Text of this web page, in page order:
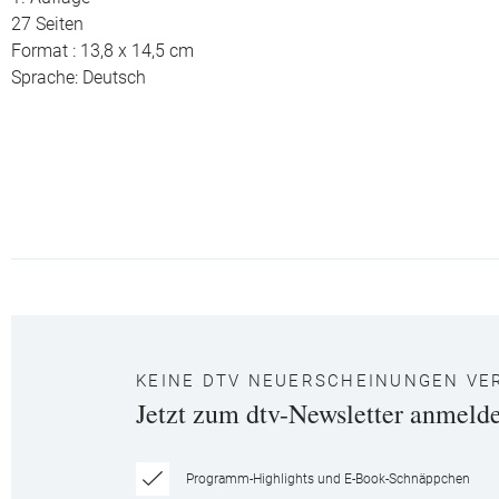
27 Seiten
Format : 13,8 x 14,5 cm
Sprache: Deutsch
KEINE DTV NEUERSCHEINUNGEN
Jetzt zum dtv-Newsletter
Programm-Highlights und E-Book-Schnäppchen